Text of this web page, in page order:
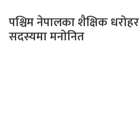
पश्चिम नेपालका शैक्षिक
सदस्यमा मनोनित